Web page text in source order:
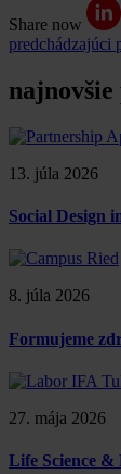
Share now
predchádzajúci
13. júla 2026
Social Design
8. júla 2026
Formujeme
27. mája 2026
Life Science